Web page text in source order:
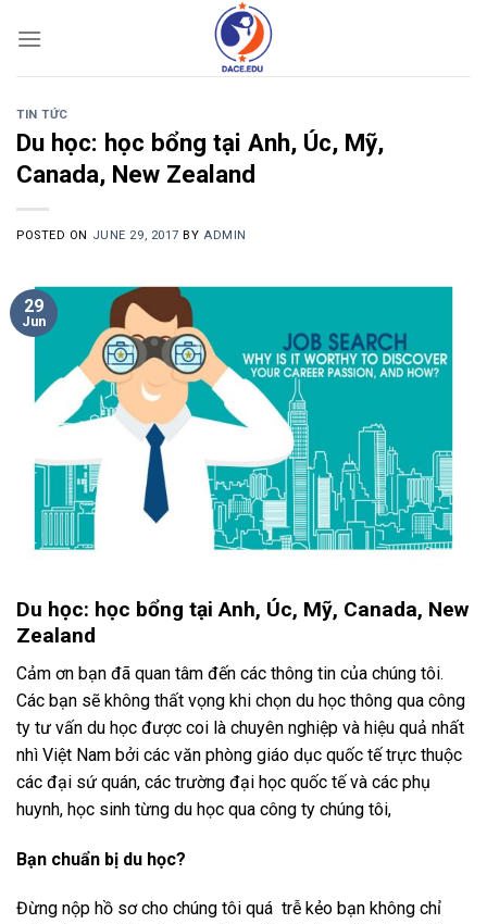
TIN TỨC
Du học: học bổng tại Anh, Úc, Mỹ,
Canada, New Zealand
POSTED ON JUNE 29, 2017 BY ADMIN
29
Jun
Du học: học bổng tại Anh, Úc, Mỹ, Canada, New
Zealand
Cảm ơn bạn đã quan tâm đến các thông tin của chúng tôi.
Các bạn sẽ không thất vọng khi chọn du học thông qua công
ty tư vấn du học được coi là chuyên nghiệp và hiệu quả nhất
nhì Việt Nam bởi các văn phòng giáo dục quốc tế trực thuộc
các đại sứ quán, các trường đại học quốc tế và các phụ
huynh, học sinh từng du học qua công ty chúng tôi,
Bạn chuẩn bị du học?
Đừng nộp hồ sơ cho chúng tôi quá trễ kẻo bạn không chỉ